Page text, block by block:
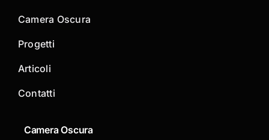
Camera Oscura
Progetti
Articoli
Contatti
Camera Oscura